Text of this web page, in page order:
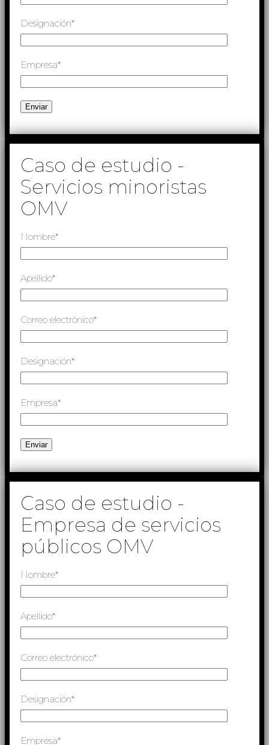
Designación*
Empresa*
Caso de estudio -
Servicios minoristas
OMV
Nombre*
Apellido*
Correo electrónico*
Designación*
Empresa*
Caso de estudio -
Empresa de servicios
públicos OMV
Nombre*
Apellido*
Correo electrónico*
Designación*
Empresa*